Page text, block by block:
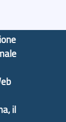
locale
a
il